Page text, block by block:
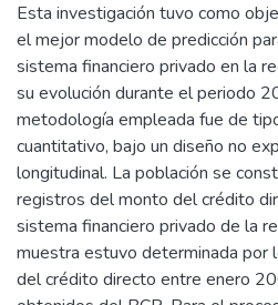
Esta investigación tuvo como
el mejor modelo de predicción
sistema financiero privado en la
su evolución durante el periodo
metodología empleada fue de
cuantitativo, bajo un diseño no
longitudinal. La población se
registros del monto del crédito
sistema financiero privado de la
muestra estuvo determinada por
del crédito directo entre enero